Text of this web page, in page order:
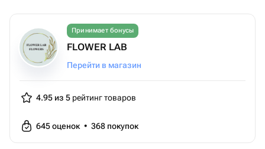
Принимает бонусы
FLOWER LAB
Перейти в магазин
4.95 из 5 рейтинг товаров
645оценок • 368 покупок